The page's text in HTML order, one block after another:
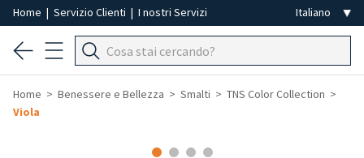
Home | Servizio Clienti | I nostri Servizi
Home Benessere e Bellezza Smalti
TNS Color Collection
Viola